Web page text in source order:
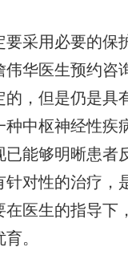
要采用必要的保
伟华医生预约咨
的，但是仍是具
种中枢神经性疾
已能够明晰患者
对性的治疗，
在医生的指导下
。